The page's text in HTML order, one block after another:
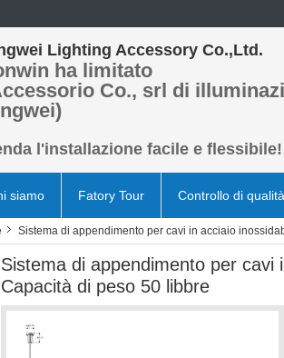
Lighting Accessory Co.,Ltd.
ha limitato
Co., srl di
l'installazione facile e flessibile!
siamo Fatory Tour Controllo di qualità
Sistema di appendimento per cavi in acciaio
Sistema di appendimento per cavi
Capacità di peso 50 libbre